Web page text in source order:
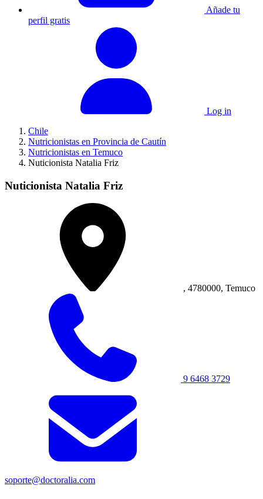
Añade tu
perfil gratis
Log in
Chile
Nutricionistas en Provincia de Cautín
Nutricionistas en Temuco
Nuticionista Natalia Friz
Nuticionista Natalia Friz
, 4780000, Temuco
9 6468 3729
soporte@doctoralia.com